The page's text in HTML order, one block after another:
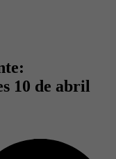
10 de abril